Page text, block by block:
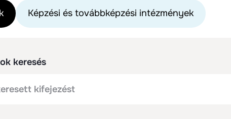
Képzési és továbbképzési intézmények
keresés